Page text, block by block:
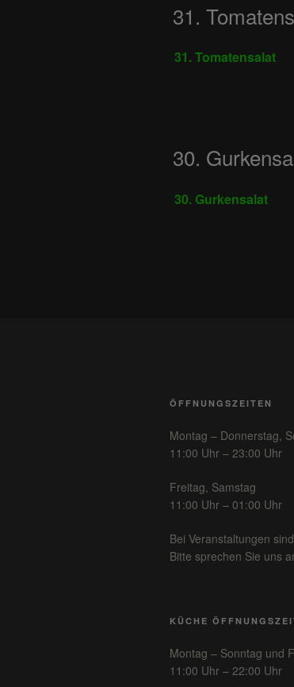
31.
31. Tomatensalat
30.
30. Gurkensalat
ÖFFNUNGSZEITEN
Montag – Donnerstag,
11:00 Uhr – 23:00 Uhr
Freitag, Samstag
11:00 Uhr – 01:00 Uhr
Bei Veranstaltungen
Bitte sprechen Sie uns
KÜCHE
Montag – Sonntag und
11:00 Uhr – 22:00 Uhr